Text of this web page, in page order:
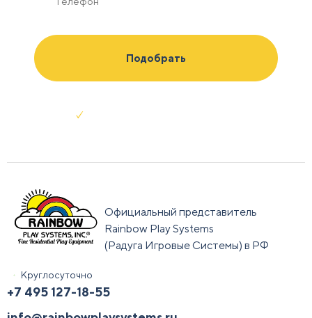
Официальный представитель
Rainbow Play Systems
(Радуга Игровые Системы) в РФ
Круглосуточно
+7 495 127-18-55